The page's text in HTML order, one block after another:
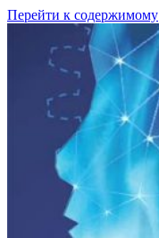
Перейти к содержимому